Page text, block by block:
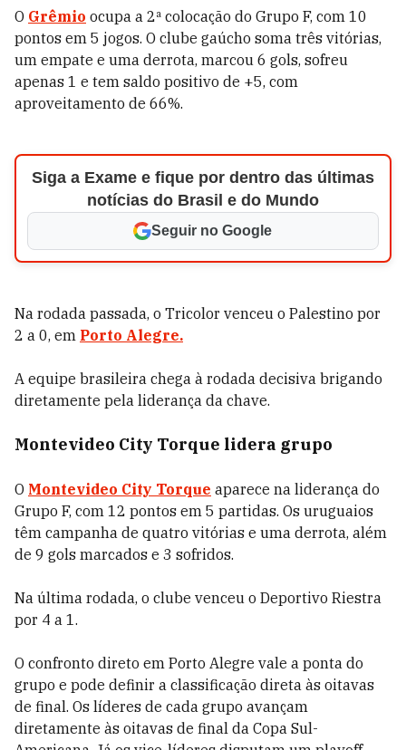
O Grêmio ocupa a 2ª colocação do Grupo F, com 10
pontos em 5 jogos. O clube gaúcho soma três vitórias,
um empate e uma derrota, marcou 6 gols, sofreu
apenas 1 e tem saldo positivo de +5, com
aproveitamento de 66%.
Siga a Exame e fique por dentro das últimas
notícias do Brasil e do Mundo
Seguir no Google
Na rodada passada, o Tricolor venceu o Palestino por
2 a 0, em Porto Alegre.
A equipe brasileira chega à rodada decisiva brigando
diretamente pela liderança da chave.
Montevideo City Torque lidera grupo
O Montevideo City Torque aparece na liderança do
Grupo F, com 12 pontos em 5 partidas. Os uruguaios
têm campanha de quatro vitórias e uma derrota, além
de 9 gols marcados e 3 sofridos.
Na última rodada, o clube venceu o Deportivo Riestra
por 4 a 1.
O confronto direto em Porto Alegre vale a ponta do
grupo e pode definir a classificação direta às oitavas
de final. Os líderes de cada grupo avançam
diretamente às oitavas de final da Copa Sul-